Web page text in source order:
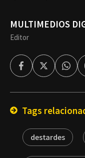
MULTIMEDIOS
Editor
FacebookTwitter
Tags
destardes